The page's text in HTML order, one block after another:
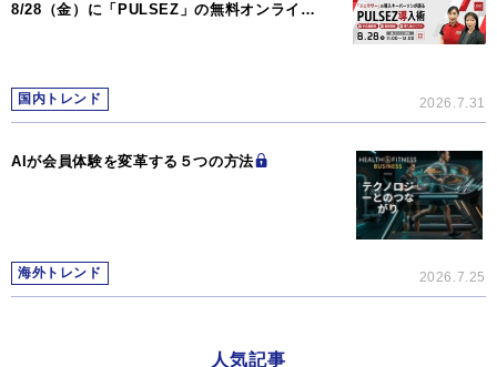
8/28（金）に「PULSEZ」の無料オンライ…
国内トレンド 2026.7.31
AIが会員体験を変革する５つの方法
海外トレンド 2026.7.25
人気記事